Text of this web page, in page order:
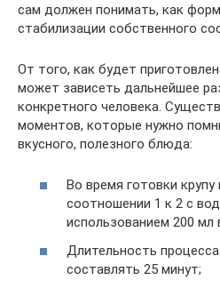
сам должен понимать, как
стабилизации собственного
От того, как будет
может зависеть дальнейшее
конкретного человека.
моментов, которые нужно
вкусного, полезного блюда:
Во время готовки
соотношении 1 к 2 с
использованием 200 мл
Длительность
составлять 25 минут;